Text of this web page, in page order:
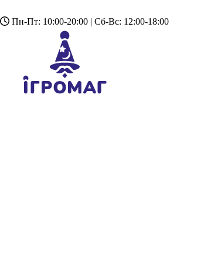
Пн-Пт: 10:00-20:00 | Сб-Вс: 12:00-18:00